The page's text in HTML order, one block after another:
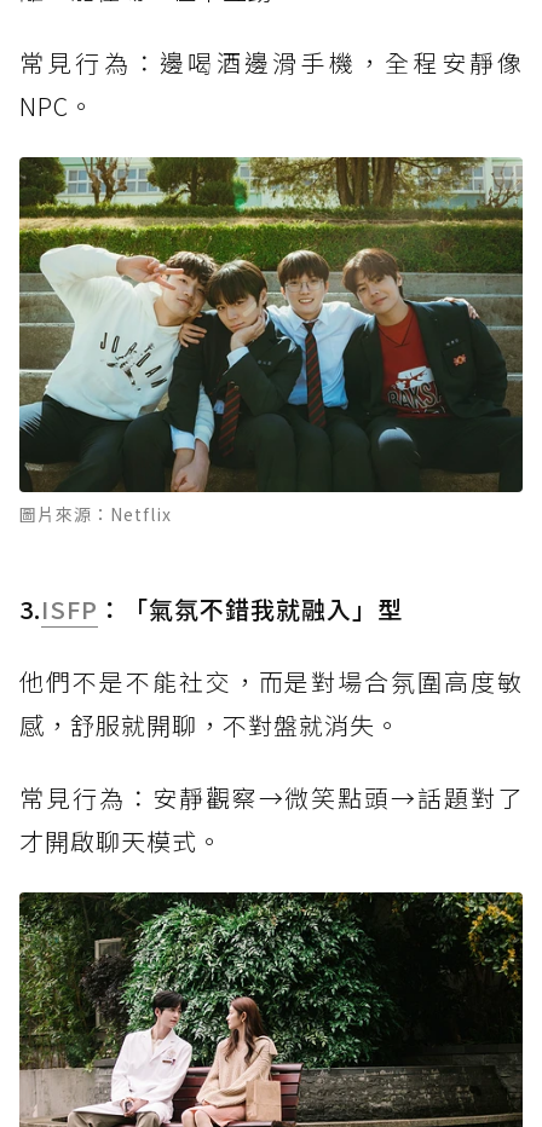
常見行為：邊喝酒邊滑手機，全程安靜像
NPC。
圖片來源：Netflix
3.ISFP ：「氣氛不錯我就融入」型
他們不是不能社交，而是對場合氛圍高度敏
感，舒服就開聊，不對盤就消失。
常見行為：安靜觀察→微笑點頭→話題對了
才開啟聊天模式。